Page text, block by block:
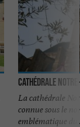
Cathédrale Notre-
La cathédrale
connue sous le
emblématique du